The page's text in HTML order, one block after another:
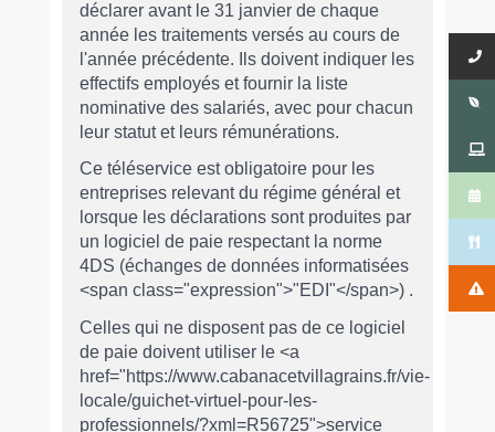
déclarer avant le 31 janvier de chaque
année les traitements versés au cours de
l'année précédente. Ils doivent indiquer les
effectifs employés et fournir la liste
nominative des salariés, avec pour chacun
leur statut et leurs rémunérations.
Ce téléservice est obligatoire pour les
entreprises relevant du régime général et
lorsque les déclarations sont produites par
un logiciel de paie respectant la norme
4DS (échanges de données informatisées
<span class="expression">"EDI"</span>) .
Celles qui ne disposent pas de ce logiciel
de paie doivent utiliser le <a
href="https://www.cabanacetvillagrains.fr/vie-
locale/guichet-virtuel-pour-les-
professionnels/?xml=R56725">service